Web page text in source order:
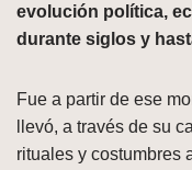
evolución política,
durante siglos y
Fue a partir de ese
llevó, a través de su
rituales y costumbres